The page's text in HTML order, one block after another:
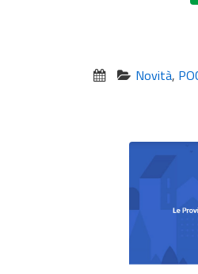
Novità,